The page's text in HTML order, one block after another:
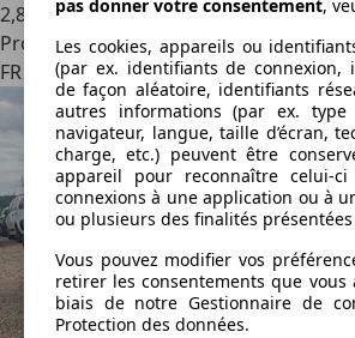
2,8
Professionnel
FR 57270Uckange
pas donner votre consentement,
Les cookies, appareils ou
(par ex. identifiants de connexion,
de façon aléatoire, identifiants
autres informations (par ex.
navigateur, langue, taille d’écran,
charge, etc.) peuvent être
appareil pour reconnaître celui-
connexions à une application ou à
ou plusieurs des finalités
Vous pouvez modifier vos
retirer les consentements que vous
biais de notre Gestionnaire de
Protection des données.